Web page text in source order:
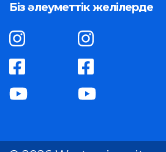
Біз әлеуметтік желілерде